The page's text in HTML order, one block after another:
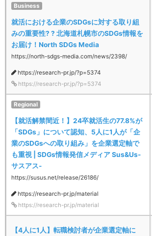
Business
就活における企業のSDGsに対する取り組
みの重要性? ? 北海道札幌市のSDGs情報を
お届け！North SDGs Media
https://north-sdgs-media.com/news/2398/
https://research-pr.jp/?p=5374
https://research-pr.jp/?p=5374
Regional
【就活解禁間近！】24卒就活生の77.8%が
「SDGs」について認知、5人に1人が「企
業のSDGsへの取り組み」を企業選定軸で
も重視 | SDGs情報発信メディア Sus&Us-
サスアス-
https://susus.net/release/26186/
https://research-pr.jp/material
https://research-pr.jp/material
【4人に1人】転職検討者が企業選定軸に